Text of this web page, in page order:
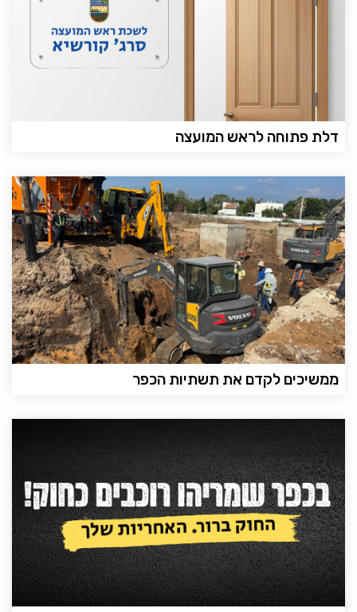
דלת פתוחה לראש המועצה
ממשיכים לקדם את תשתיות הכפר